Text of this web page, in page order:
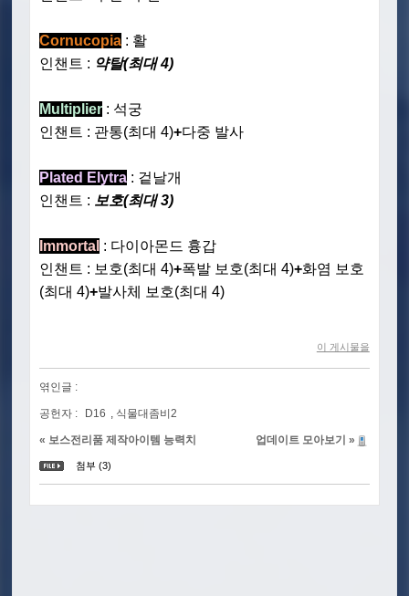
Cornucopia : 활
인챈트 : 약탈(최대 4)
Multiplier : 석궁
인챈트 : 관통(최대 4)+다중 발사
Plated Elytra : 겉날개
인챈트 : 보호(최대 3)
Immortal : 다이아몬드 흉갑
인챈트 : 보호(최대 4)+폭발 보호(최대 4)+화염 보호
(최대 4)+발사체 보호(최대 4)
이 게시물을
엮인글 :
공헌자 : D16 , 식물대좀비2
« 보스전리품 제작아이템 능력치 업데이트 모아보기 »
첨부 (3)